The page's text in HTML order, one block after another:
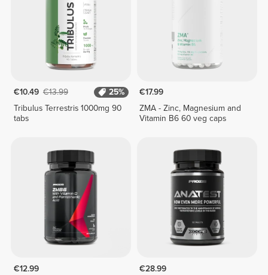
€10.49 €13.99
25%
Tribulus Terrestris 1000mg 90
tabs
€17.99
ZMA - Zinc, Magnesium and
Vitamin B6 60 veg caps
€12.99
€28.99